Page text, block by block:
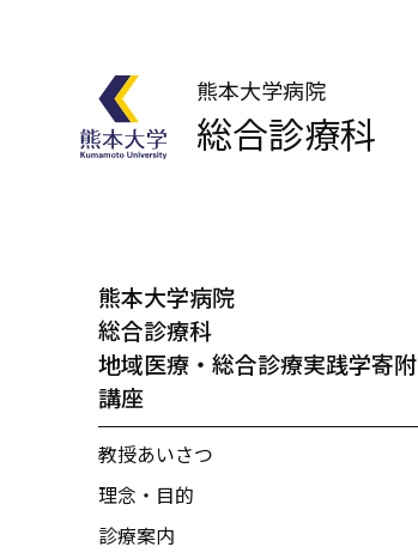
熊本大学病院
総合診療科
熊本大学病院
総合診療科
地域医療・総合診療実践学寄附
講座
教授あいさつ
理念・目的
診療案内